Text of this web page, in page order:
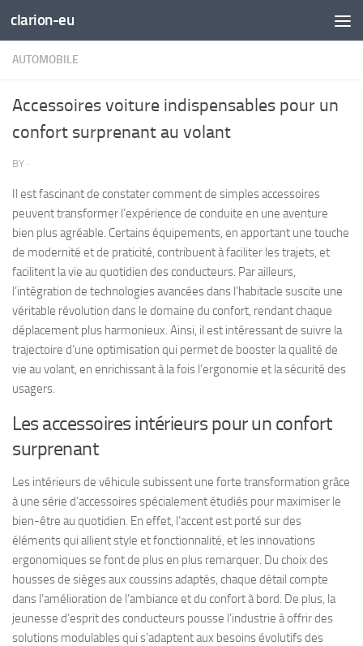
Skip to content
clarion-eu
AUTOMOBILE
Accessoires voiture indispensables pour un
confort surprenant au volant
BY ·
Il est fascinant de constater comment de simples accessoires
peuvent transformer l’expérience de conduite en une aventure
bien plus agréable. Certains équipements, en apportant une touche
de modernité et de praticité, contribuent à faciliter les trajets, et
facilitent la vie au quotidien des conducteurs. Par ailleurs,
l’intégration de technologies avancées dans l’habitacle suscite une
véritable révolution dans le domaine du confort, rendant chaque
déplacement plus harmonieux. Ainsi, il est intéressant de suivre la
trajectoire d’une optimisation qui permet de booster la qualité de
vie au volant, en enrichissant à la fois l’ergonomie et la sécurité des
usagers.
Les accessoires intérieurs pour un confort
surprenant
Les intérieurs de véhicule subissent une forte transformation grâce
à une série d’accessoires spécialement étudiés pour maximiser le
bien-être au quotidien. En effet, l’accent est porté sur des
éléments qui allient style et fonctionnalité, et les innovations
ergonomiques se font de plus en plus remarquer. Du choix des
housses de sièges aux coussins adaptés, chaque détail compte
dans l’amélioration de l’ambiance et du confort à bord. De plus, la
jeunesse d’esprit des conducteurs pousse l’industrie à offrir des
solutions modulables qui s’adaptent aux besoins évolutifs des